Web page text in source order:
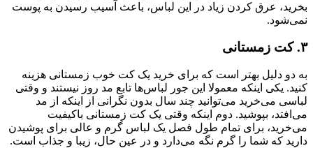
بخرید، عرق کردن زیاد در این لباس، باعث آسیب رسیدن به پوست
نمی‌شود.
۳. کت زمستانی
به دو دلیل بهتر است که برای خرید یک کت خوب زمستانی هزینه
کنید. یکی اینکه معمولا این جور لباس‌ها تابع مد روز نیستند و وقتی
لباسی می‌خرید می‌توانید چند سال بدون نگرانی از اینکه از مد
می‌افتد، بپوشید. دوم اینکه وقتی یک کت زمستانی باکیفیت
می‌خرید، برای تمام طول فصل یک لباس گرم و عالی برای پوشیدن
دارید که شما را گرم نگه می‌دارد و در عین حال، زیبا و جذاب است.